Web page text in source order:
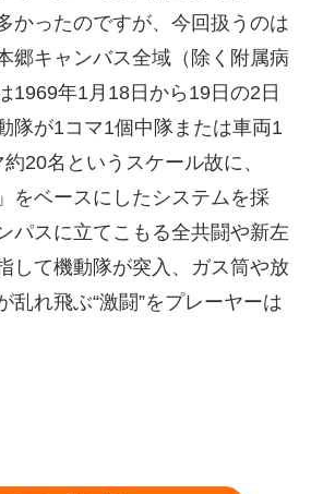
かったのですが、今回扱うのは
郷キャンバス全域（除く附属病
1969年1月18日から19日の2日
隊が1コマ1個中隊または車両1
20名というスケール故に、
をベースにしたシステムを採
パスに立てこもる全共闘や新左
して機動隊が突入、ガス筒や放
乱れ飛ぶ“激闘”をプレーヤーは